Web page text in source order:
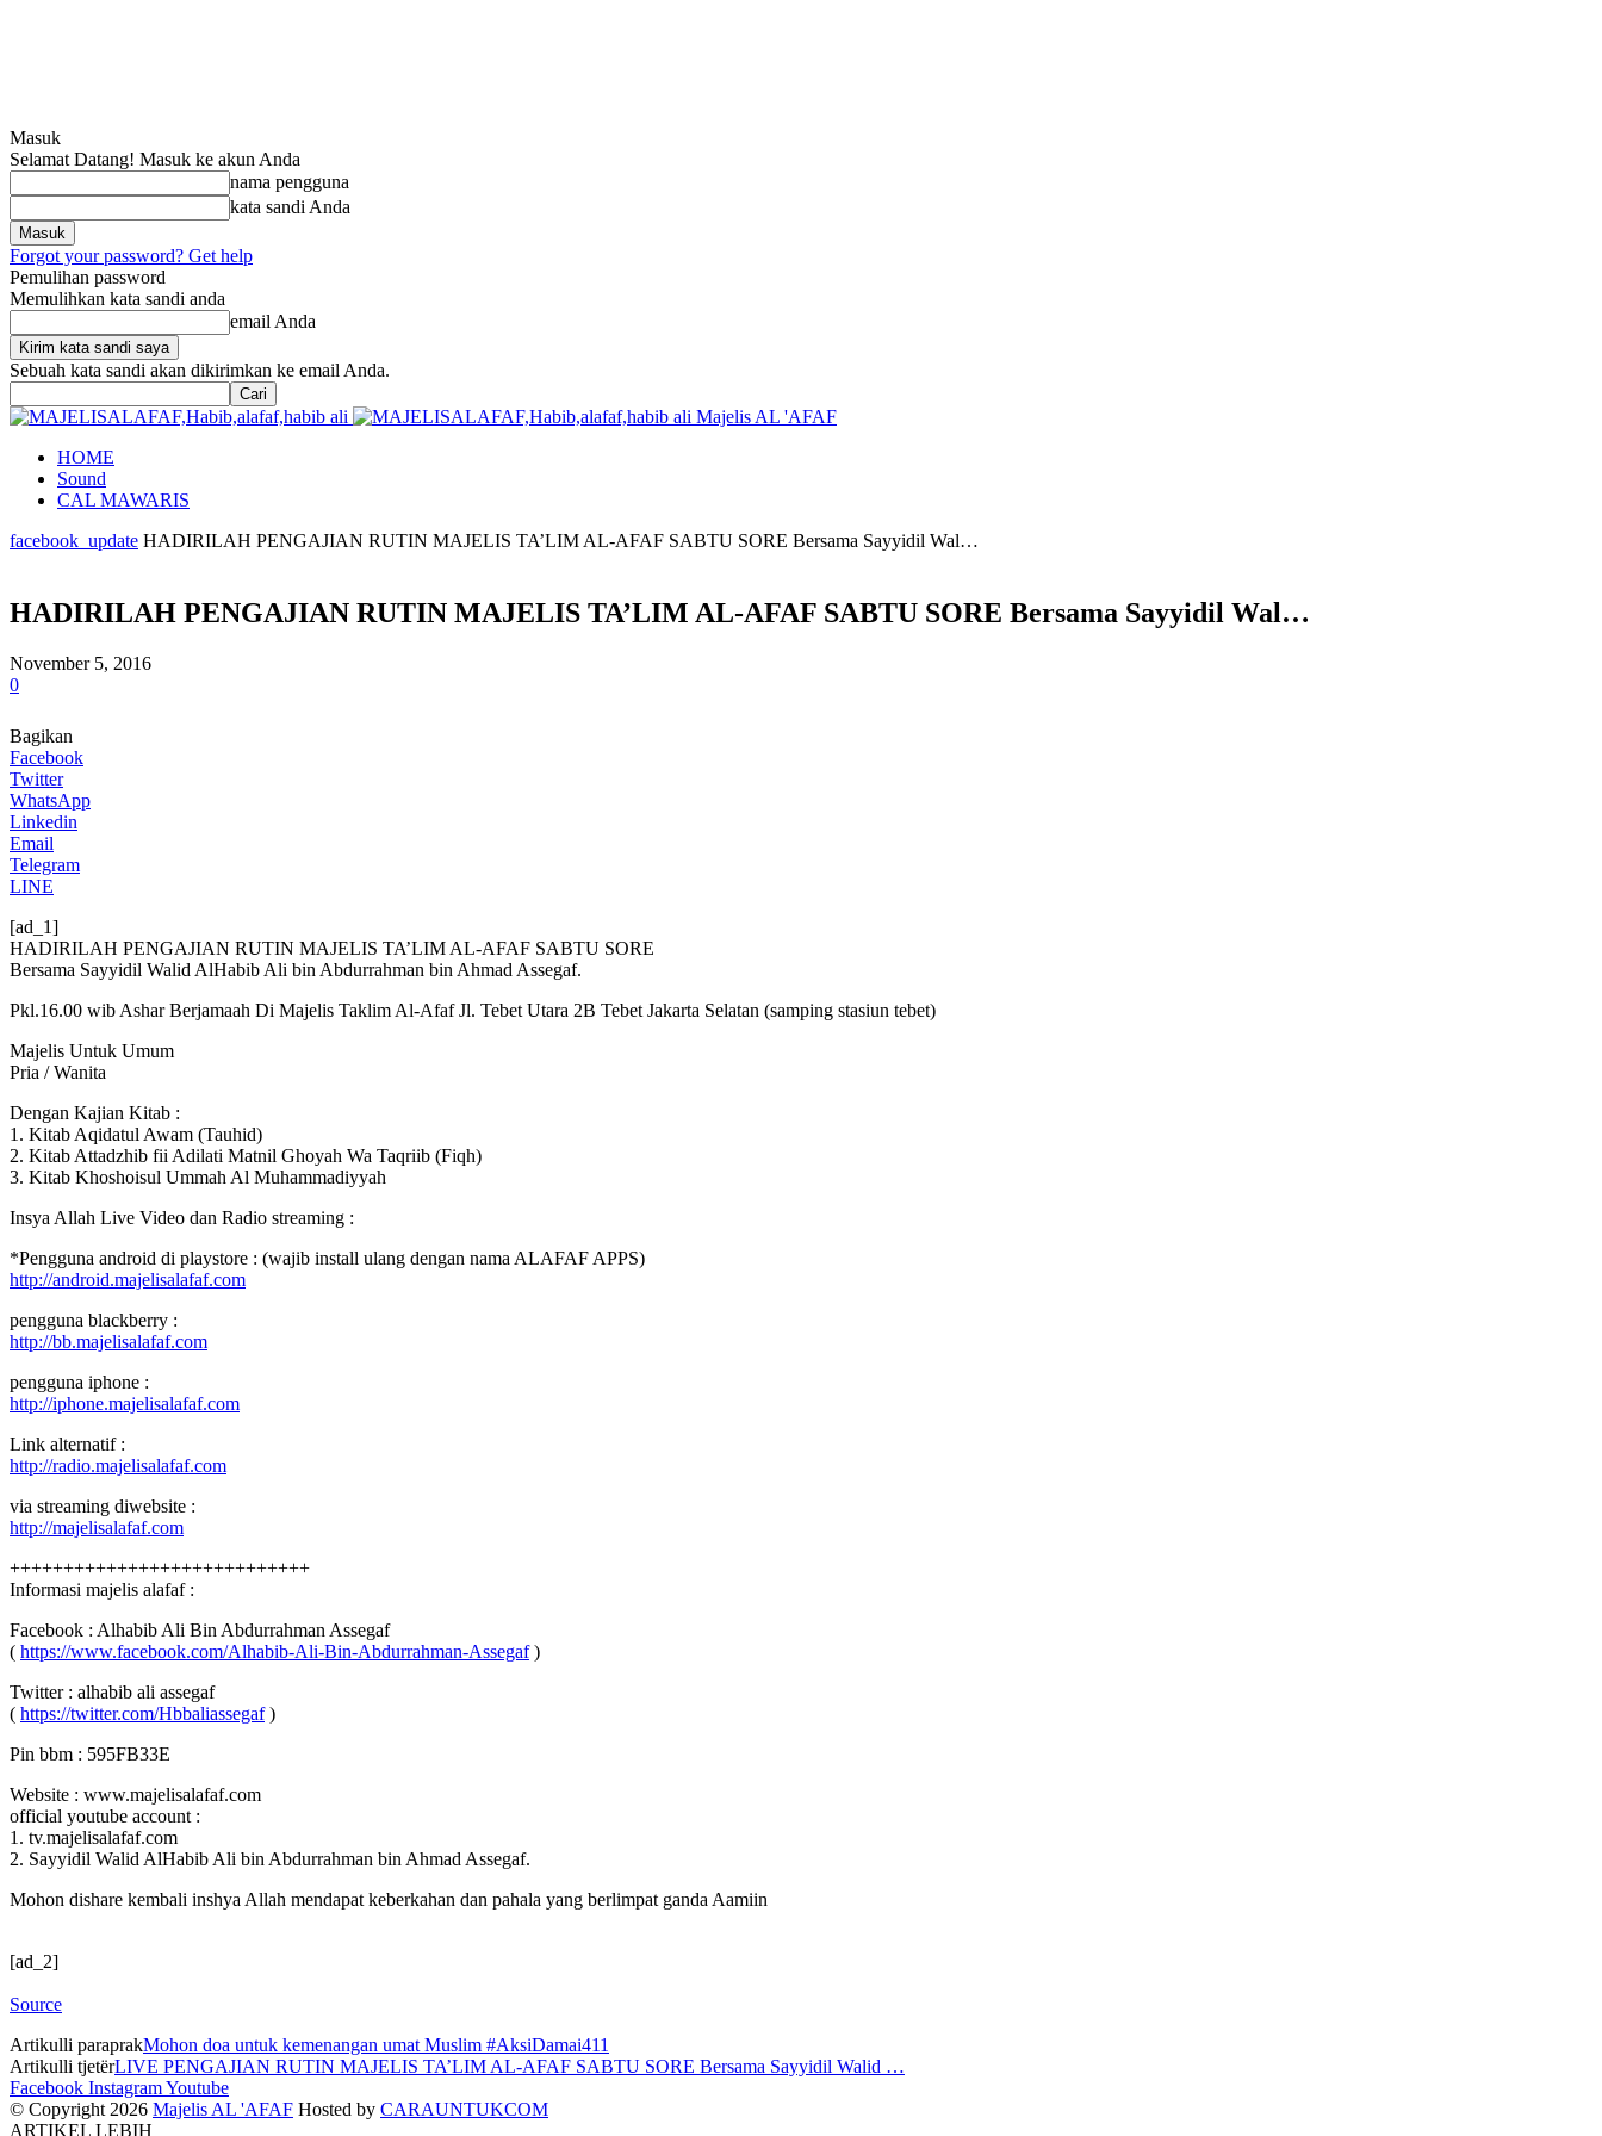
Masuk
Selamat Datang! Masuk ke akun Anda
nama pengguna
kata sandi Anda
Forgot your password? Get help
Pemulihan password
Memulihkan kata sandi anda
email Anda
Sebuah kata sandi akan dikirimkan ke email Anda.
Majelis AL 'AFAF
HOME
Sound
CAL MAWARIS
facebook_update HADIRILAH PENGAJIAN RUTIN MAJELIS TA’LIM AL-AFAF SABTU SORE Bersama Sayyidil Wal…
HADIRILAH PENGAJIAN RUTIN MAJELIS TA’LIM AL-AFAF SABTU SORE Bersama Sayyidil Wal…
November 5, 2016
0
Bagikan
Facebook
Twitter
WhatsApp
Linkedin
Email
Telegram
LINE
[ad_1]
HADIRILAH PENGAJIAN RUTIN MAJELIS TA’LIM AL-AFAF SABTU SORE
Bersama Sayyidil Walid AlHabib Ali bin Abdurrahman bin Ahmad Assegaf.
Pkl.16.00 wib Ashar Berjamaah Di Majelis Taklim Al-Afaf Jl. Tebet Utara 2B Tebet Jakarta Selatan (samping stasiun tebet)
Majelis Untuk Umum
Pria / Wanita
Dengan Kajian Kitab :
1. Kitab Aqidatul Awam (Tauhid)
2. Kitab Attadzhib fii Adilati Matnil Ghoyah Wa Taqriib (Fiqh)
3. Kitab Khoshoisul Ummah Al Muhammadiyyah
Insya Allah Live Video dan Radio streaming :
*Pengguna android di playstore : (wajib install ulang dengan nama ALAFAF APPS)
http://android.majelisalafaf.com
pengguna blackberry :
http://bb.majelisalafaf.com
pengguna iphone :
http://iphone.majelisalafaf.com
Link alternatif :
http://radio.majelisalafaf.com
via streaming diwebsite :
http://majelisalafaf.com
++++++++++++++++++++++++++++
Informasi majelis alafaf :
Facebook : Alhabib Ali Bin Abdurrahman Assegaf
( https://www.facebook.com/Alhabib-Ali-Bin-Abdurrahman-Assegaf)
Twitter : alhabib ali assegaf
( https://twitter.com/Hbbaliassegaf)
Pin bbm : 595FB33E
Website : www.majelisalafaf.com
official youtube account :
1. tv.majelisalafaf.com
2. Sayyidil Walid AlHabib Ali bin Abdurrahman bin Ahmad Assegaf.
Mohon dishare kembali inshya Allah mendapat keberkahan dan pahala yang berlimpat ganda Aamiin
[ad_2]
Source
Artikulli paraprakMohon doa untuk kemenangan umat Muslim #AksiDamai411
Artikulli tjetërLIVE PENGAJIAN RUTIN MAJELIS TA’LIM AL-AFAF SABTU SORE Bersama Sayyidil Walid …
Facebook InstagramYoutube
© Copyright 2026 Majelis AL 'AFAF Hosted by CARAUNTUKCOM
ARTIKEL LEBIH